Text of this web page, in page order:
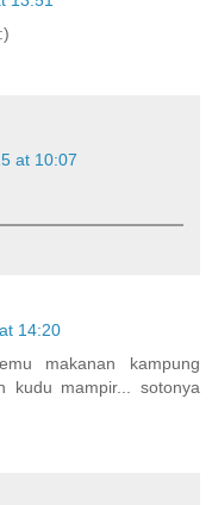
at 10:07
14:20
makanan kampung
kudu mampir... sotonya